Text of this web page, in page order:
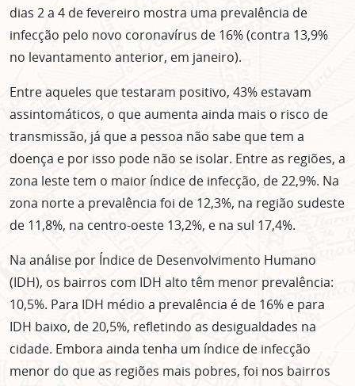
dias 2 a 4 de fevereiro mostra uma prevalência de
infecção pelo novo coronavírus de 16% (contra 13,9%
no levantamento anterior, em janeiro).
Entre aqueles que testaram positivo, 43% estavam
assintomáticos, o que aumenta ainda mais o risco de
transmissão, já que a pessoa não sabe que tem a
doença e por isso pode não se isolar. Entre as regiões, a
zona leste tem o maior índice de infecção, de 22,9%. Na
zona norte a prevalência foi de 12,3%, na região sudeste
de 11,8%, na centro-oeste 13,2%, e na sul 17,4%.
Na análise por Índice de Desenvolvimento Humano
(IDH), os bairros com IDH alto têm menor prevalência:
10,5%. Para IDH médio a prevalência é de 16% e para
IDH baixo, de 20,5%, refletindo as desigualdades na
cidade. Embora ainda tenha um índice de infecção
menor do que as regiões mais pobres, foi nos bairros